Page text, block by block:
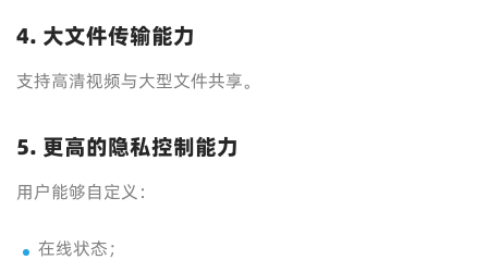
4. 大文件传输能力
支持高清视频与大型文件共享。
5. 更高的隐私控制能力
用户能够自定义：
在线状态；